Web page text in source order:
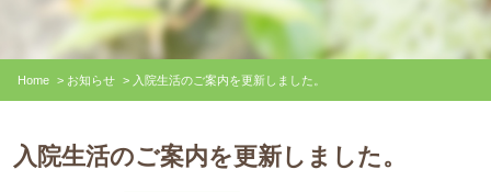
Home > お知らせ > 入院生活のご案内を更新しました。
入院生活のご案内を更新しました。